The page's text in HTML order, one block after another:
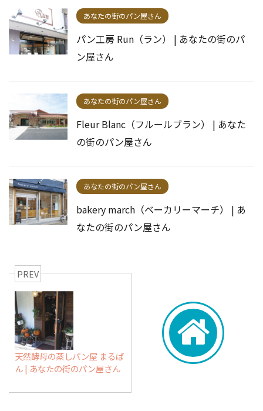
あなたの街のパン屋さん
パン工房 Run（ラン） | あなたの街のパ
ン屋さん
あなたの街のパン屋さん
Fleur Blanc（フルールブラン） | あなた
の街のパン屋さん
あなたの街のパン屋さん
bakery march（ベーカリーマーチ） | あ
なたの街のパン屋さん
PREV
天然酵母の蒸しパン屋 まるぱ
ん | あなたの街のパン屋さん